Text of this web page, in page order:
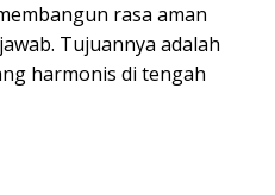
rasa aman
Tujuannya adalah
harmonis di tengah